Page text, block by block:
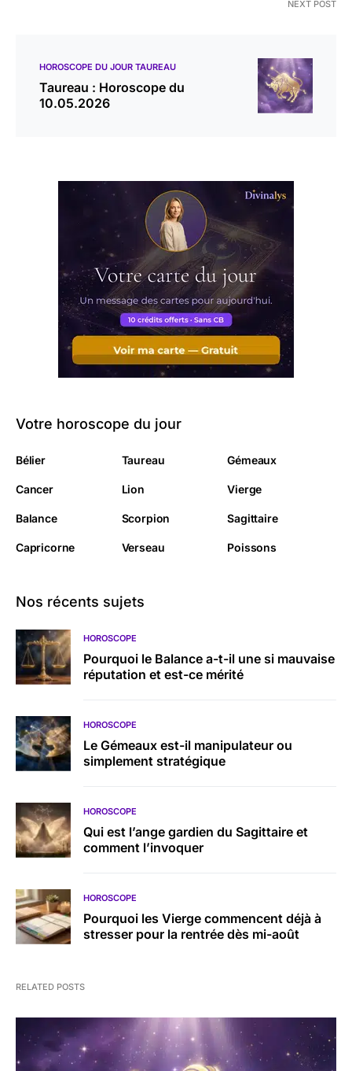
NEXT POST
HOROSCOPE DU JOUR TAUREAU
Taureau : Horoscope du
10.05.2026
Votre horoscope du jour
Bélier Taureau Gémeaux
Cancer Lion Vierge
Balance Scorpion Sagittaire
Capricorne Verseau Poissons
Nos récents sujets
HOROSCOPE
Pourquoi le Balance a-t-il une si mauvaise
réputation et est-ce mérité
HOROSCOPE
Le Gémeaux est-il manipulateur ou
simplement stratégique
HOROSCOPE
Qui est l’ange gardien du Sagittaire et
comment l’invoquer
HOROSCOPE
Pourquoi les Vierge commencent déjà à
stresser pour la rentrée dès mi-août
RELATED POSTS